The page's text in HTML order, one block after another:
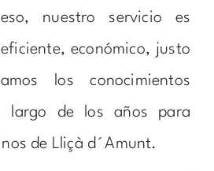
nuestro servicio es
económico, justo
los conocimientos
largo de los años para
de Lliçà d´Amunt.